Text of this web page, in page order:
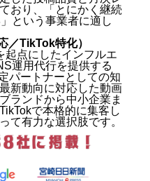
おり、「とにかく継続
という事業者に適し
／TikTok特化）
起点にしたインフルエ
運用代行を提供する
パートナーとしての知
新動向に対応した動画
ランドから中小企業ま
で本格的に集客し
て有力な選択肢です。
7選【2026年最新】
札幌本社／全国対応）
葉エリア対応）
エリア密着型）
・関東エリア対応）
（関東広域対応）
リー関連（東京・千葉
／TikTok特化）